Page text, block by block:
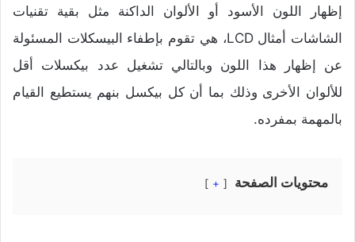
إظهار اللون الأسود أو الألوان الداكنة مثل بقية تقنيات
الشاشات أمثال LCD، هي تقوم بإطفاء البيسكلات المسئولة
عن إظهار هذا اللون وبالتالي تشغيل عدد بيكسلات أقل
للألوان الأخرى وذلك بما أن كل بيكسل بنهم يستطيع القيام
بالمهمة بمفرده.
محتويات الصفحة +